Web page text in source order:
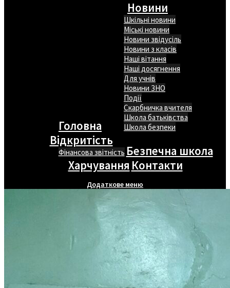
Головна
Новини
Шкільні новини
Міські новини
Новини звідусіль
Новини з класів
Наші вітання
Наші досягнення
Для учнів
Новини ЗНО
Події
Скарбничка вчителя
Школа батьківства
Школа безпеки
Відкритість
Фінансова звітність Безпечна школа
Харчування Контакти
Додаткове меню